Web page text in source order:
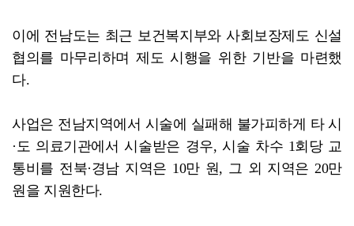
이에 전남도는 최근 보건복지부와 사회보장제도 신설
협의를 마무리하며 제도 시행을 위한 기반을 마련했
다.
사업은 전남지역에서 시술에 실패해 불가피하게 타 시
·도 의료기관에서 시술받은 경우, 시술 차수 1회당 교
통비를 전북·경남 지역은 10만 원, 그 외 지역은 20만
원을 지원한다.